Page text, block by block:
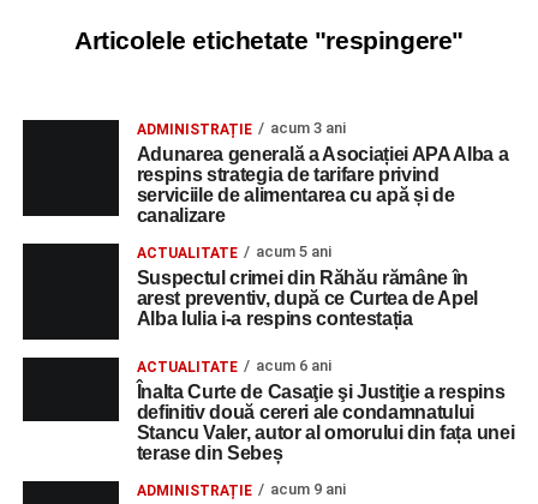
Articolele etichetate "respingere"
ADMINISTRAȚIE acum 3 ani
Adunarea generală a Asociației APA Alba a
respins strategia de tarifare privind
serviciile de alimentarea cu apă și de
canalizare
ACTUALITATE acum 5 ani
Suspectul crimei din Răhău rămâne în
arest preventiv, după ce Curtea de Apel
Alba Iulia i-a respins contestația
ACTUALITATE acum 6 ani
Înalta Curte de Casaţie şi Justiţie a respins
definitiv două cereri ale condamnatului
Stancu Valer, autor al omorului din fața unei
terase din Sebeș
ADMINISTRAȚIE acum 9 ani